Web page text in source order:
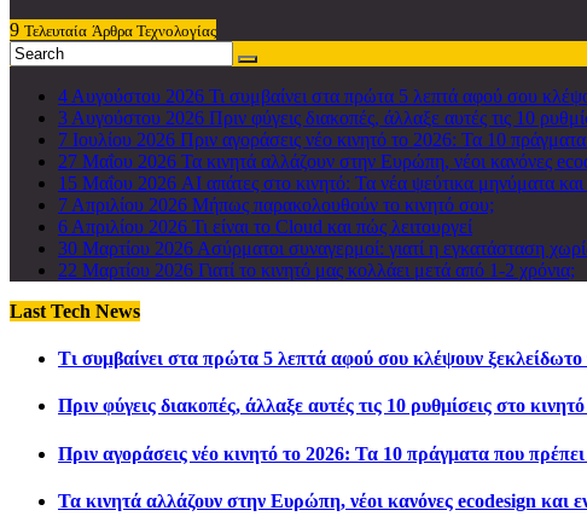
9 Τελευταία Άρθρα Τεχνολογίας
4 Αυγούστου 2026 Τι συμβαίνει στα πρώτα 5 λεπτά αφού σου
3 Αυγούστου 2026 Πριν φύγεις διακοπές, άλλαξε αυτές τις 10
7 Ιουλίου 2026 Πριν αγοράσεις νέο κινητό το 2026: Τα 10
27 Μαΐου 2026 Τα κινητά αλλάζουν στην Ευρώπη, νέοι κανόνες
15 Μαΐου 2026 AI απάτες στο κινητό: Τα νέα ψεύτικα μηνύματα
7 Απριλίου 2026 Μήπως παρακολουθούν το κινητό σου;
6 Απριλίου 2026 Τι είναι το Cloud και πώς λειτουργεί
30 Μαρτίου 2026 Ασύρματοι συναγερμοί: γιατί η εγκατάσταση
22 Μαρτίου 2026 Γιατί το κινητό μας κολλάει μετά από 1-2 χρόνια;
Last Tech News
Τι συμβαίνει στα πρώτα 5 λεπτά αφού σου κλέψουν ξεκλείδωτο
Πριν φύγεις διακοπές, άλλαξε αυτές τις 10 ρυθμίσεις στο
Πριν αγοράσεις νέο κινητό το 2026: Τα 10 πράγματα που
Τα κινητά αλλάζουν στην Ευρώπη, νέοι κανόνες ecodesign και